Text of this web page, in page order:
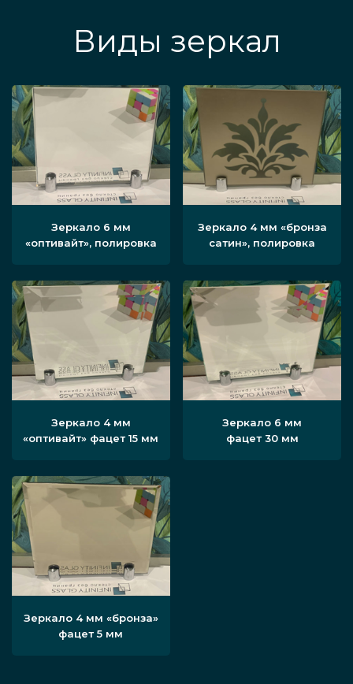
Виды зеркал
Зеркало 6 мм
«оптивайт», полировка
Зеркало 4 мм «бронза
сатин», полировка
Зеркало 4 мм
«оптивайт» фацет 15 мм
Зеркало 6 мм
фацет 30 мм
Зеркало 4 мм «бронза»
фацет 5 мм